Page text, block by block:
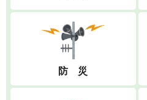
防 災